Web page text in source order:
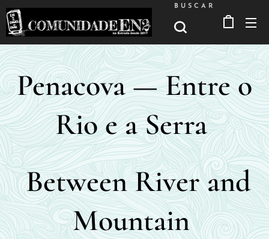
BUSCAR
Penacova — Entre o
Rio e a Serra
Between River and
Mountain